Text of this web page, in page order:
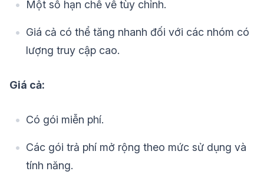
Một số hạn chế về tùy chỉnh.
Giá cả có thể tăng nhanh đối với các nhóm có
lượng truy cập cao.
Giá cả:
Có gói miễn phí.
Các gói trả phí mở rộng theo mức sử dụng và
tính năng.